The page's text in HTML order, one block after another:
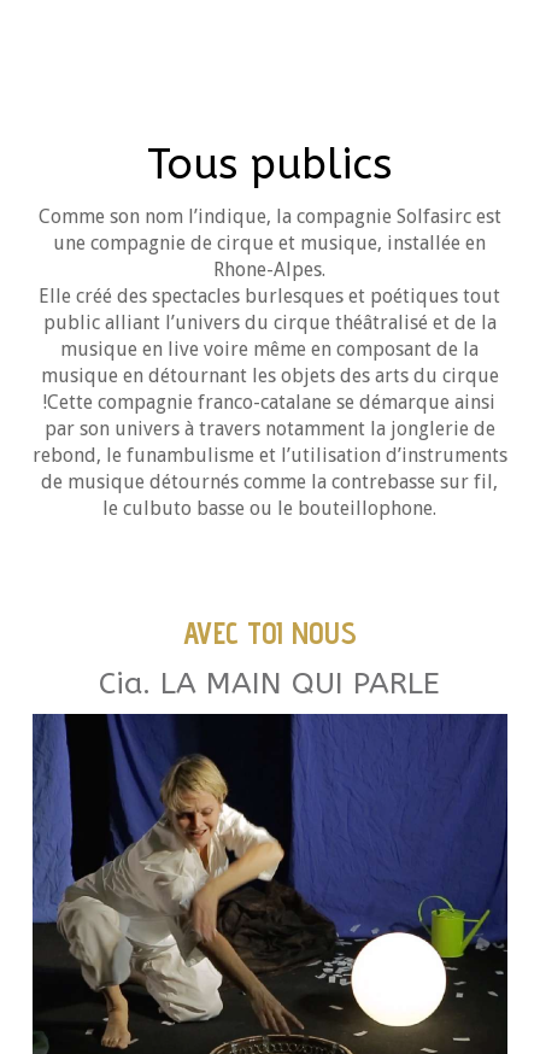
Tous publics
Comme son nom l’indique, la compagnie Solfasirc est
une compagnie de cirque et musique, installée en
Rhone-Alpes.
Elle créé des spectacles burlesques et poétiques tout
public alliant l’univers du cirque théâtralisé et de la
musique en live voire même en composant de la
musique en détournant les objets des arts du cirque
!Cette compagnie franco-catalane se démarque ainsi
par son univers à travers notamment la jonglerie de
rebond, le funambulisme et l’utilisation d’instruments
de musique détournés comme la contrebasse sur fil,
le culbuto basse ou le bouteillophone.
AVEC TOI NOUS
Cia. LA MAIN QUI PARLE